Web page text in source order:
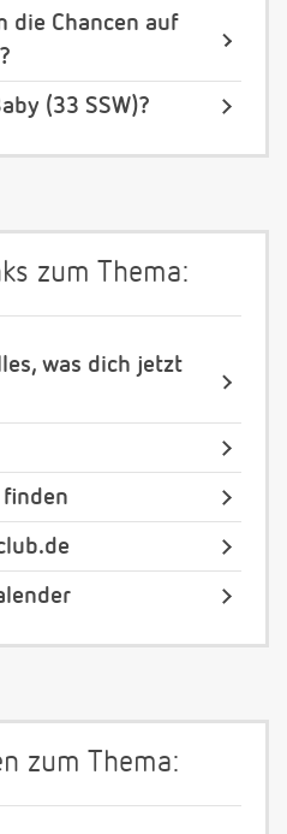
die Chancen auf
(33 SSW)?
zum Thema:
was dich jetzt
finden
zum Thema: